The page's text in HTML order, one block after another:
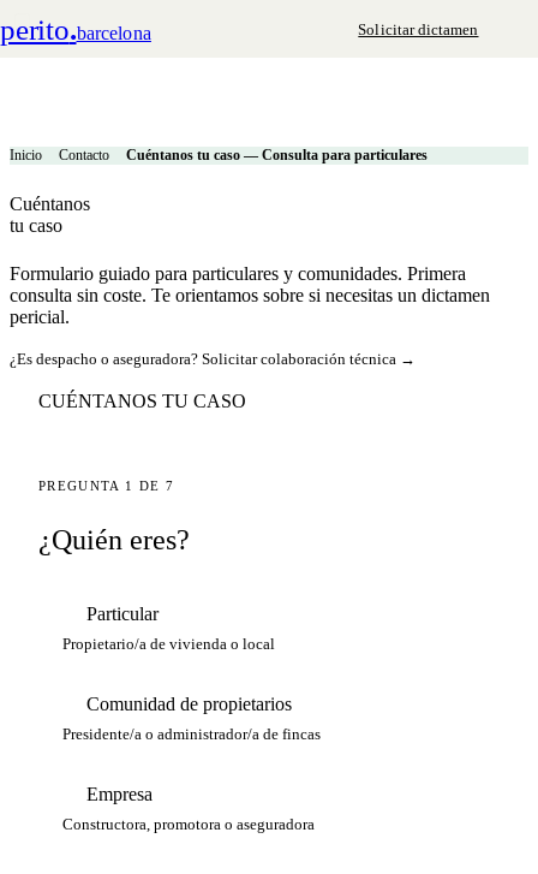
perito.barcelona Solicitar dictamen
Inicio Contacto Cuéntanos tu caso — Consulta para particulares
Cuéntanos
tu caso
Formulario guiado para particulares y comunidades. Primera
consulta sin coste. Te orientamos sobre si necesitas un dictamen
pericial.
¿Es despacho o aseguradora? Solicitar colaboración técnica →
CUÉNTANOS TU CASO
PREGUNTA 1 DE 7
¿Quién eres?
Particular
Propietario/a de vivienda o local
Comunidad de propietarios
Presidente/a o administrador/a de fincas
Empresa
Constructora, promotora o aseguradora